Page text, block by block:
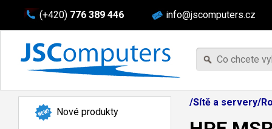
(+420) 776 389 446 info@jscomputers.cz
Nové produkty
/Sítě a servery/